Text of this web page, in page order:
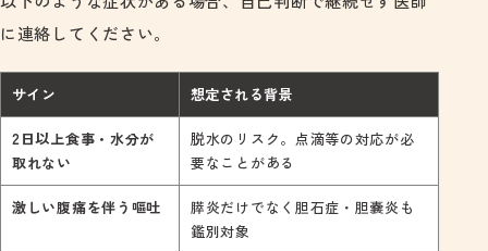
に連絡してください。
サイン 想定される背景
2日以上食事・水分が
取れない
脱水のリスク。点滴等の対応が必
要なことがある
激しい腹痛を伴う嘔吐
膵炎だけでなく胆石症・胆嚢炎も
鑑別対象